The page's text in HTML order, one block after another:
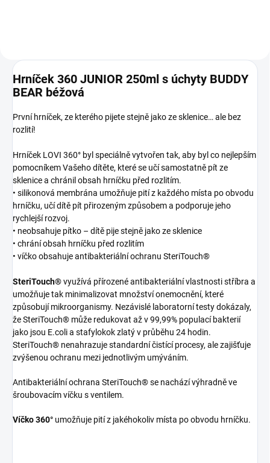
Hrníček 360 JUNIOR 250ml s úchyty BUDDY
BEAR béžová
První hrníček, ze kterého pijete stejně jako ze sklenice… ale bez
rozlití!
Hrníček LOVI 360° byl speciálně vytvořen tak, aby byl co nejlepším
pomocníkem Vašeho dítěte, které se učí samostatně pít ze
sklenice a chránil obsah hrníčku před rozlitím.
• silikonová membrána umožňuje pití z každého místa po obvodu
hrníčku, učí dítě pít přirozeným způsobem a podporuje jeho
rychlejší rozvoj.
• neobsahuje pítko – dítě pije stejně jako ze sklenice
• chrání obsah hrníčku před rozlitím
• víčko obsahuje antibakteriální ochranu SteriTouch®
SteriTouch®využívá přírozené antibakteriální vlastnosti stříbra a
umožňuje tak minimalizovat množství onemocnění, které
způsobují mikroorganismy. Nezávislé laboratorní testy dokázaly,
že SteriTouch® může redukovat až v 99,99% populací bakterií
jako jsou E.coli a stafylokok zlatý v průběhu 24 hodin.
SteriTouch® nenahrazuje standardní čistící procesy, ale zajišťuje
zvýšenou ochranu mezi jednotlivým umýváním.
Antibakteriální ochrana SteriTouch® se nachází výhradně ve
šroubovacím víčku s ventilem.
Víčko 360° umožňuje pití z jakéhokoliv místa po obvodu hrníčku.